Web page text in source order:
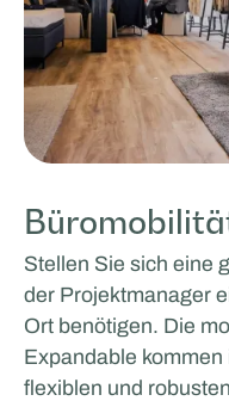
Stellen Sie sich eine
der Projektmanager
Ort benötigen. Die
Expandable
flexiblen und